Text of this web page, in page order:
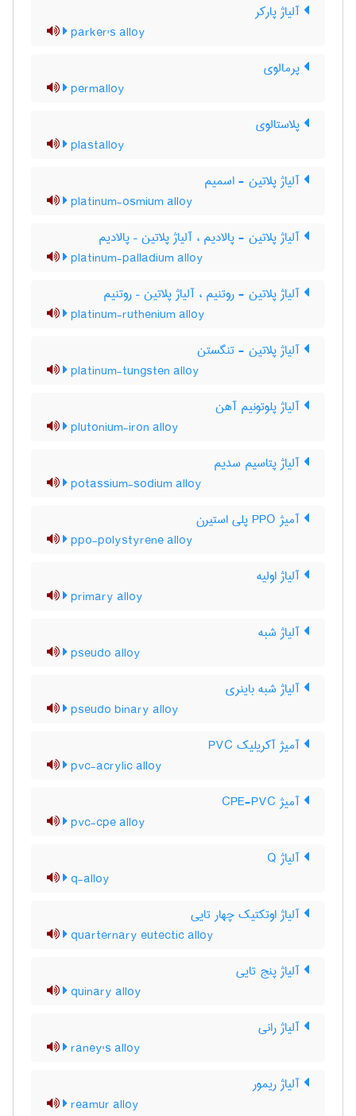
آلیاژ پارکر
parker's alloy
پرمالوی
permalloy
پلاستالوی
plastalloy
آلیاژ پلاتین - اسمیم
platinum-osmium alloy
آلیاژ پلاتین - پالادیم ، آلیاژ پلاتین – پالادیم
platinum-palladium alloy
آلیاژ پلاتین - روتنیم ، آلیاژ پلاتین – روتنیم
platinum-ruthenium alloy
آلیاژ پلاتین - تنگستن
platinum-tungsten alloy
آلیاژ پلوتونیم آهن
plutonium-iron alloy
آلیاژ پتاسیم سدیم
potassium-sodium alloy
آمیژ PPO پلی استیرن
ppo-polystyrene alloy
آلیاژ اولیه
primary alloy
آلیاژ شبه
pseudo alloy
آلیاژ شبه باینری
pseudo binary alloy
آمیژ آکریلیک PVC
pvc-acrylic alloy
آمیژ CPE-PVC
pvc-cpe alloy
آلیاژ Q
q-alloy
آلیاژ اوتکتیک چهار تایی
quarternary eutectic alloy
آلیاژ پنج تایی
quinary alloy
آلیاژ رانی
raney's alloy
آلیاژ ریمور
reamur alloy